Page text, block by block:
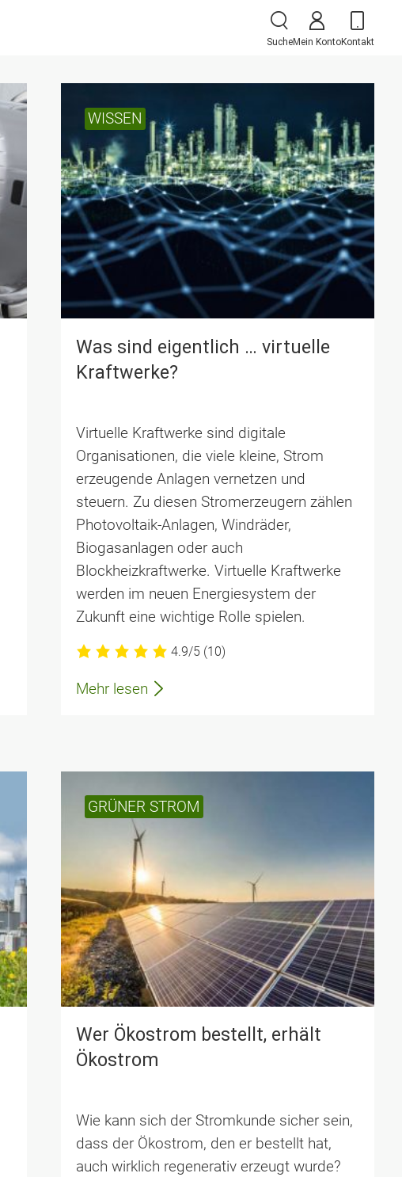
SucheMein KontoKontakt
WISSEN
Was sind eigentlich … virtuelle
Kraft­werke?
Virtuelle Kraftwerke sind digitale
Organisationen, die viele kleine, Strom
erzeugende Anlagen vernetzen und
steuern. Zu diesen Stromerzeugern zählen
Photovoltaik-Anlagen, Windräder,
Biogasanlagen oder auch
Blockheizkraftwerke. Virtuelle Kraftwerke
werden im neuen Energiesystem der
Zukunft eine wichtige Rolle spielen.
4.9/5 (10)
Mehr lesen
GRÜNER STROM
Wer Öko­strom be­stellt, er­hält
Öko­strom
Wie kann sich der Stromkunde sicher sein,
dass der Ökostrom, den er bestellt hat,
auch wirklich regenerativ erzeugt wurde?